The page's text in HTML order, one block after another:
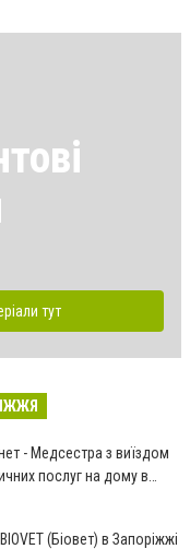
тут
- Медсестра з виїздом
послуг на дому в
(Біовет) в Запоріжжі